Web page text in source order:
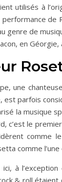
utilisés à
de
genre de
en Géorgie,
une
parfois
la musique
c’est le
comme
comme
à
& roll étaient